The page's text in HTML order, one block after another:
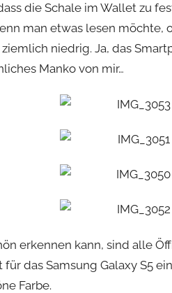
die Schale im Wallet zu
man etwas lesen möchte,
niedrig. Ja, das
Manko von mir…
erkennen kann, sind alle
das Samsung Galaxy S5
Farbe.